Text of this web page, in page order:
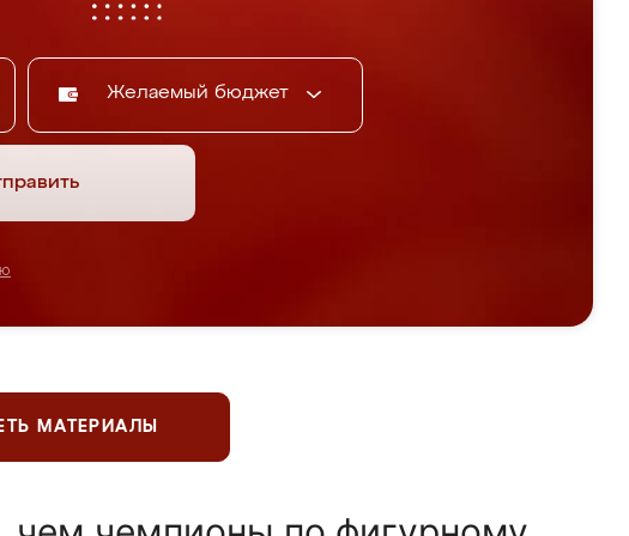
Желаемый бюджет
МАТЕРИАЛЫ